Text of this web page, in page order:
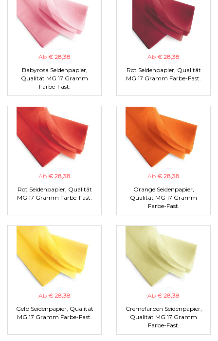
Ab € 28,38
Babyrosa Seidenpapier,
Qualität MG 17 Gramm
Farbe-Fast.
Ab € 28,38
Rot Seidenpapier, Qualität
MG 17 Gramm Farbe-Fast.
Ab € 28,38
Rot Seidenpapier, Qualität
MG 17 Gramm Farbe-Fast.
Ab € 28,38
Orange Seidenpapier,
Qualität MG 17 Gramm
Farbe-Fast.
Ab € 28,38
Gelb Seidenpapier, Qualität
MG 17 Gramm Farbe-Fast.
Ab € 28,38
Cremefarben Seidenpapier,
Qualität MG 17 Gramm
Farbe-Fast.